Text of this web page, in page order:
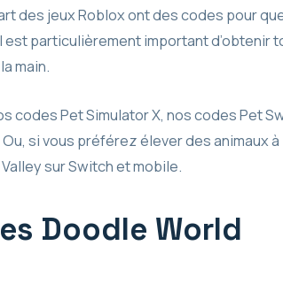
des jeux Roblox ont des codes pour
particulièrement important d’obtenir
main.
Pet Simulator X, nos codes Pet
si vous préférez élever des animaux à
sur Switch et mobile.
Doodle World